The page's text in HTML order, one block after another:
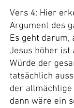
Vers 4: Hier
Argument des
Es geht darum,
Jesus höher ist
Würde der
tatsächlich
der
dann wäre ein